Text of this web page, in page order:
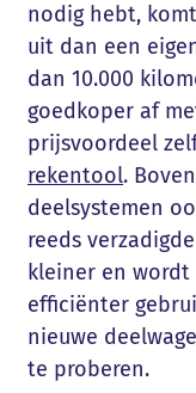
nodig hebt,
uit dan een
dan 10.000
goedkoper af
prijsvoordeel
rekentool.
deelsystemen
reeds
kleiner en
efficiënter
nieuwe
te proberen.